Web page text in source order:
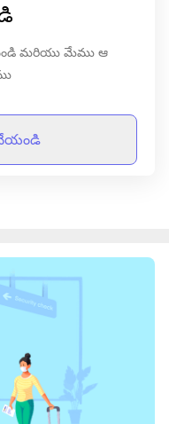
మరియు మేము ఆ